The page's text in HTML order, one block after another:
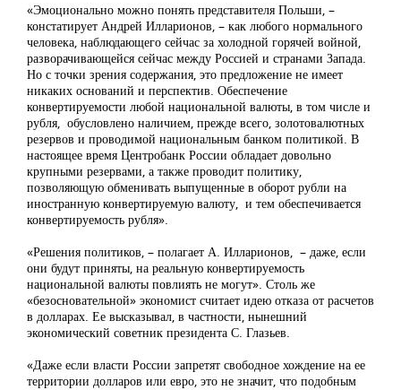
«Эмоционально можно понять представителя Польши, –
констатирует Андрей Илларионов, – как любого нормального
человека, наблюдающего сейчас за холодной горячей войной,
разворачивающейся сейчас между Россией и странами Запада.
Но с точки зрения содержания, это предложение не имеет
никаких оснований и перспектив. Обеспечение
конвертируемости любой национальной валюты, в том числе и
рубля, обусловлено наличием, прежде всего, золотовалютных
резервов и проводимой национальным банком политикой. В
настоящее время Центробанк России обладает довольно
крупными резервами, а также проводит политику,
позволяющую обменивать выпущенные в оборот рубли на
иностранную конвертируемую валюту, и тем обеспечивается
конвертируемость рубля».
«Решения политиков, – полагает А. Илларионов, – даже, если
они будут приняты, на реальную конвертируемость
национальной валюты повлиять не могут». Столь же
«безосновательной» экономист считает идею отказа от расчетов
в долларах. Ее высказывал, в частности, нынешний
экономический советник президента С. Глазьев.
«Даже если власти России запретят свободное хождение на ее
территории долларов или евро, это не значит, что подобным